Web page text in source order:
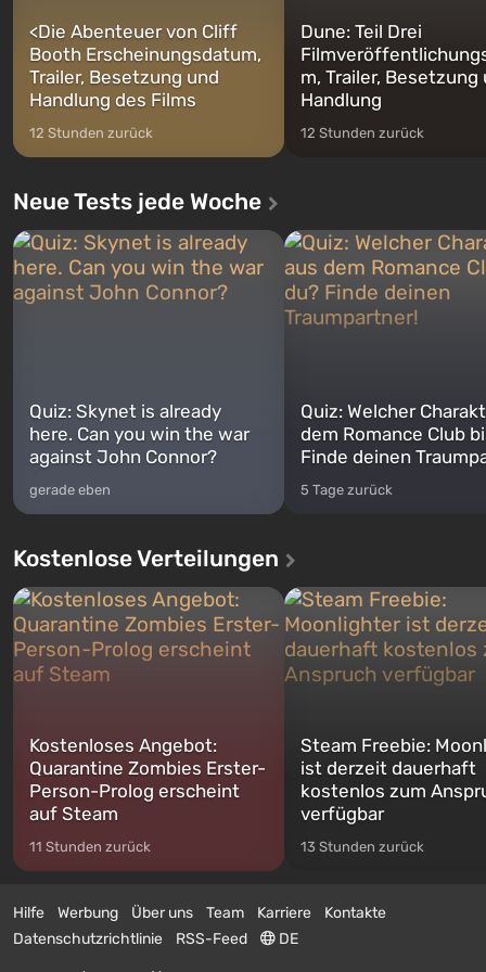
<Die Abenteuer von Cliff
Booth Erscheinungsdatum,
Trailer, Besetzung und
Handlung des Films
12 Stunden zurück
Dune: Teil Drei
m, Trailer, Besetzung
Handlung
12 Stunden zurück
Neue Tests jede Woche
Quiz: Skynet is already
here. Can you win the war
against John Connor?
gerade eben
Quiz: Welcher
dem Romance Club
Finde deinen
5 Tage zurück
Kostenlose Verteilungen
Kostenloses Angebot:
Quarantine Zombies Erster-
Person-Prolog erscheint
auf Steam
11 Stunden zurück
Steam Freebie:
ist derzeit dauerhaft
kostenlos zum
verfügbar
13 Stunden zurück
Hilfe Werbung Über uns Team Karriere
Kontakte
Datenschutzrichtlinie
RSS-Feed DE